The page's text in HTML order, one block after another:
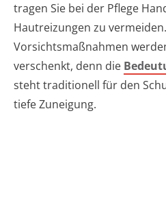
tragen Sie bei der Pflege
Hautreizungen zu
Vorsichtsmaßnahmen
verschenkt, denn die
steht traditionell für den
tiefe Zuneigung.